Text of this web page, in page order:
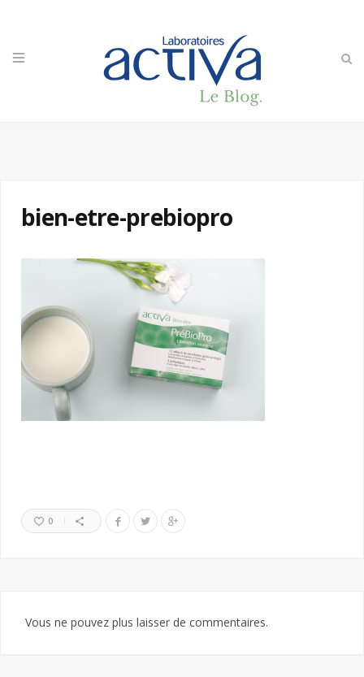
bien-etre-prebiopro
0
Vous ne pouvez plus laisser de commentaires.